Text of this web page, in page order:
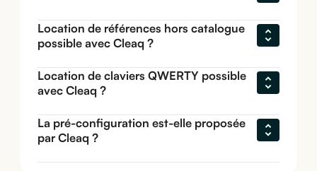
Location de références hors catalogue
possible avec Cleaq ?
Location de claviers QWERTY possible
avec Cleaq ?
La pré-configuration est-elle proposée
par Cleaq ?